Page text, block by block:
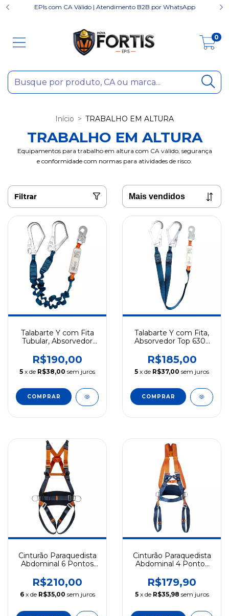
EPIs com CA Válido | Atendimento B2B por WhatsApp
0
Início > TRABALHO EM ALTURA
TRABALHO EM ALTURA
Equipamentos para trabalho em altura com CA válido, segurança
e conformidade com normas para atividades de risco.
Filtrar
Talabarte Y com Fita
Tubular, Absorvedor
para Trabalho em
Altura Top Cintos
R$190,00
5 x de R$38,00 sem juros
Talabarte Y com Fita,
Absorvedor Top 6305
Segurança em Altura
Top Cintos
R$185,00
5 x de R$37,00 sem juros
Cinturão Paraquedista
Abdominal 6 Pontos
Regulagem Total Top
Cintos
R$210,00
6 x de R$35,00 sem juros
Cinturão Paraquedista
Abdominal 4 Pontos
Trabalho em Altura Top
Cintos
R$179,90
5 x de R$35,98 sem juros